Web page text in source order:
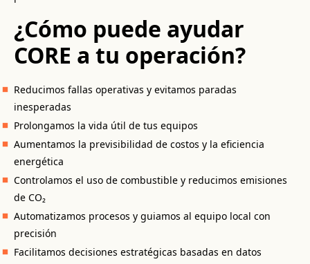
¿Cómo puede ayudar
CORE a tu operación?
Reducimos fallas operativas y evitamos paradas
inesperadas
Prolongamos la vida útil de tus equipos
Aumentamos la previsibilidad de costos y la eficiencia
energética
Controlamos el uso de combustible y reducimos emisiones
de CO₂
Automatizamos procesos y guiamos al equipo local con
precisión
Facilitamos decisiones estratégicas basadas en datos